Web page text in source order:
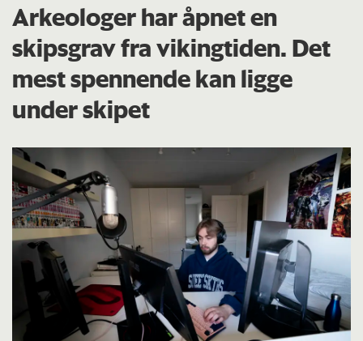
Arkeologer har åpnet en
skipsgrav fra vikingtiden. Det
mest spennende kan ligge
under skipet